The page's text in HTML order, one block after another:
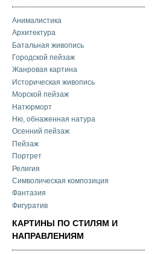
Анималистика
Архитектура
Батальная живопись
Городской пейзаж
Жанровая картина
Историческая живопись
Морской пейзаж
Натюрморт
Ню, обнаженная натура
Осенний пейзаж
Пейзаж
Портрет
Религия
Символическая композиция
Фантазия
Фигуратив
КАРТИНЫ ПО СТИЛЯМ И
НАПРАВЛЕНИЯМ